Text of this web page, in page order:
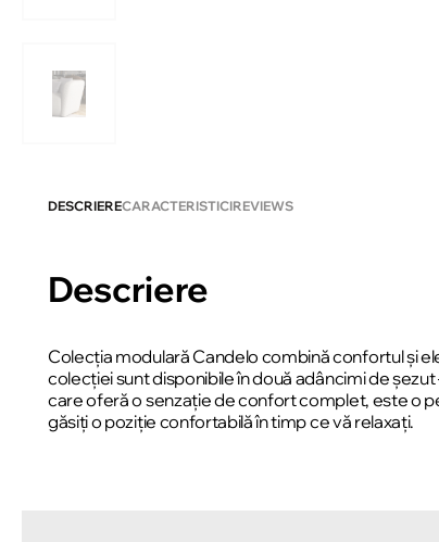
DESCRIERECARACTERISTICIREVIEWS
Descriere
Colecția modulară Candelo combină confortul și
colecției sunt disponibile în două adâncimi de
care oferă o senzație de confort complet, este o
găsiți o poziție confortabilă în timp ce vă relaxați.